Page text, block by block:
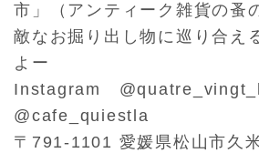
市」（アンティーク雑貨の蚤
敵なお掘り出し物に巡り合え
よー
Instagram
@cafe_quiestla
〒791-1101 愛媛県松山市久